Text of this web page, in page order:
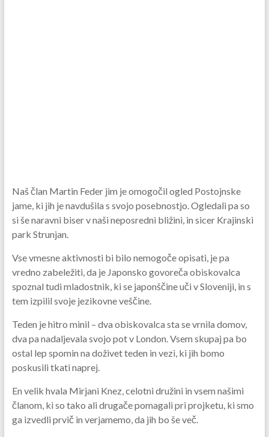
Naš član Martin Feder jim je omogočil ogled Postojnske
jame, ki jih je navdušila s svojo posebnostjo. Ogledali pa so
si še naravni biser v naši neposredni bližini, in sicer Krajinski
park Strunjan.
Vse vmesne aktivnosti bi bilo nemogoče opisati, je pa
vredno zabeležiti, da je Japonsko govoreča obiskovalca
spoznal tudi mladostnik, ki se japonščine uči v Sloveniji, in s
tem izpilil svoje jezikovne veščine.
Teden je hitro minil – dva obiskovalca sta se vrnila domov,
dva pa nadaljevala svojo pot v London. Vsem skupaj pa bo
ostal lep spomin na doživet teden in vezi, ki jih bomo
poskusili tkati naprej.
En velik hvala Mirjani Knez, celotni družini in vsem našimi
članom, ki so tako ali drugače pomagali pri projketu, ki smo
ga izvedli prvič in verjamemo, da jih bo še več.